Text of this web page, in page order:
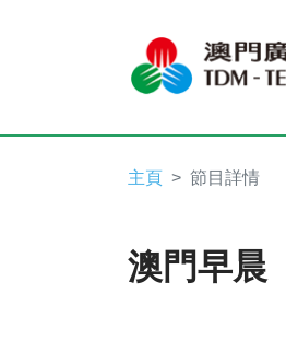
主頁 節目詳情
澳門早晨